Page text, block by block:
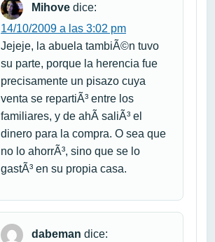
Mihove dice:
14/10/2009 a las 3:02 pm
Jejeje, la abuela tambiÃ©n tuvo
su parte, porque la herencia fue
precisamente un pisazo cuya
venta se repartiÃ³ entre los
familiares, y de ahÃ­ saliÃ³ el
dinero para la compra. O sea que
no lo ahorrÃ³, sino que se lo
gastÃ³ en su propia casa.
dabeman dice: